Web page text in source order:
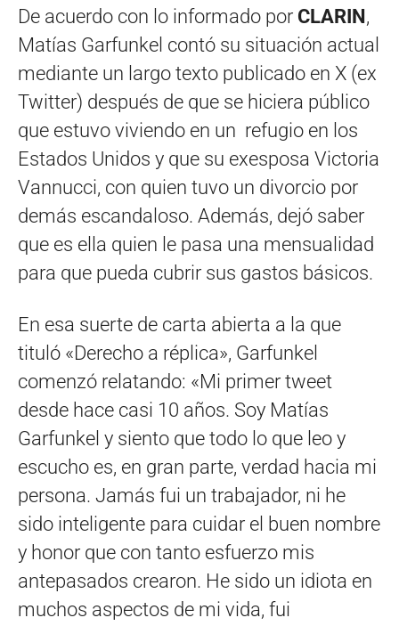
De acuerdo con lo informado por CLARIN,
Matías Garfunkel contó su situación actual
mediante un largo texto publicado en X (ex
Twitter) después de que se hiciera público
que estuvo viviendo en un refugio en los
Estados Unidos y que su exesposa Victoria
Vannucci, con quien tuvo un divorcio por
demás escandaloso. Además, dejó saber
que es ella quien le pasa una mensualidad
para que pueda cubrir sus gastos básicos.
En esa suerte de carta abierta a la que
tituló «Derecho a réplica», Garfunkel
comenzó relatando: «Mi primer tweet
desde hace casi 10 años. Soy Matías
Garfunkel y siento que todo lo que leo y
escucho es, en gran parte, verdad hacia mi
persona. Jamás fui un trabajador, ni he
sido inteligente para cuidar el buen nombre
y honor que con tanto esfuerzo mis
antepasados crearon. He sido un idiota en
muchos aspectos de mi vida, fui